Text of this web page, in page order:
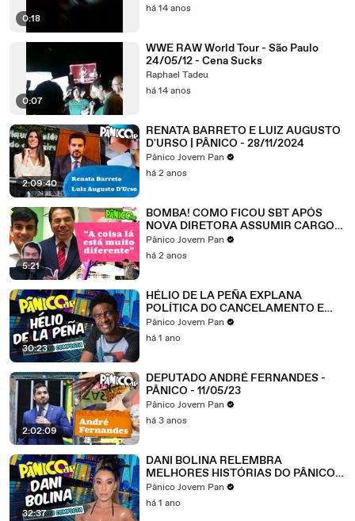
0:18
há 14 anos
0:07
WWE RAW World Tour - São Paulo
24/05/12 - Cena Sucks
Raphael Tadeu
há 14 anos
2:09:40
RENATA BARRETO E LUIZ AUGUSTO
D'URSO | PÂNICO - 28/11/2024
Pânico Jovem Pan
há 2 anos
5:21
BOMBA! COMO FICOU SBT APÓS
NOVA DIRETORA ASSUMIR CARGO?
DUDU CAMARGO FALA NA LATA
Pânico Jovem Pan
há 2 anos
30:23
HÉLIO DE LA PEÑA EXPLANA
POLÍTICA DO CANCELAMENTO E
BASTIDORES DE CASSETA &
PLANETA; VEJA ÍNTEGRA
Pânico Jovem Pan
há 1 ano
2:02:09
DEPUTADO ANDRÉ FERNANDES -
PÂNICO - 11/05/23
Pânico Jovem Pan
há 3 anos
32:37
DANI BOLINA RELEMBRA
MELHORES HISTÓRIAS DO PÂNICO
NA TV; VEJA ÍNTEGRA
Pânico Jovem Pan
há 1 ano